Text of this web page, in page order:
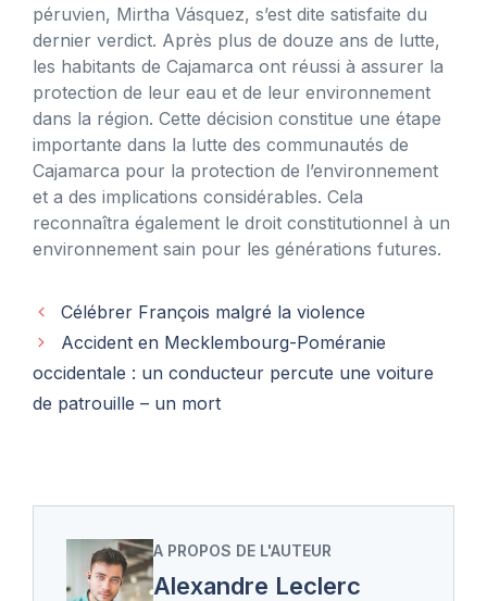
péruvien, Mirtha Vásquez, s’est dite satisfaite du
dernier verdict. Après plus de douze ans de lutte,
les habitants de Cajamarca ont réussi à assurer la
protection de leur eau et de leur environnement
dans la région. Cette décision constitue une étape
importante dans la lutte des communautés de
Cajamarca pour la protection de l’environnement
et a des implications considérables. Cela
reconnaîtra également le droit constitutionnel à un
environnement sain pour les générations futures.
Célébrer François malgré la violence
Accident en Mecklembourg-Poméranie
occidentale : un conducteur percute une voiture
de patrouille – un mort
A PROPOS DE L'AUTEUR
Alexandre Leclerc